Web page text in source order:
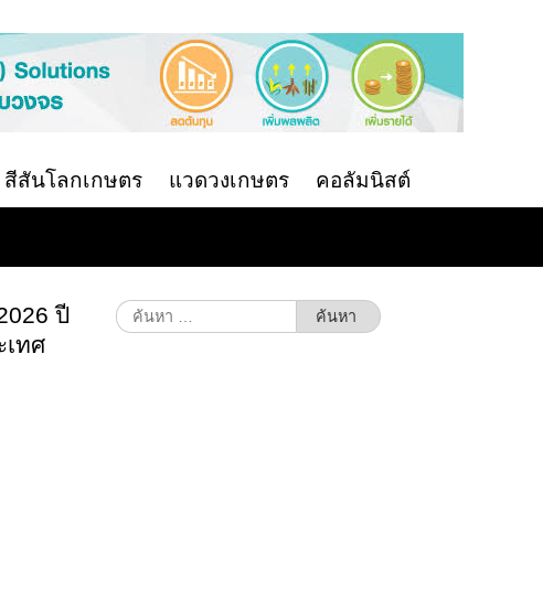
สีสันโลกเกษตร แวดวงเกษตร คอลัมนิสต์
ปี
เทศ
ค้นหา
สำหรับ: